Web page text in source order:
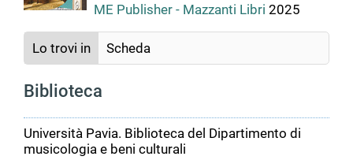
documentoME Publisher - Mazzanti Libri 2025
Lo trovi in Scheda
Biblioteca
Università Pavia. Biblioteca del Dipartimento di
musicologia e beni culturali